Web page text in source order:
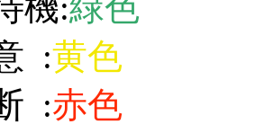
:黄色
:赤色